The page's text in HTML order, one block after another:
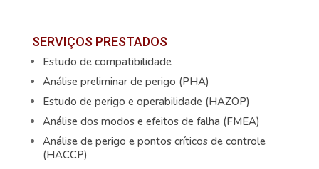
SERVIÇOS PRESTADOS
Estudo de compatibilidade
Análise preliminar de perigo (PHA)
Estudo de perigo e operabilidade (HAZOP)
Análise dos modos e efeitos de falha (FMEA)
Análise de perigo e pontos críticos de controle
(HACCP)